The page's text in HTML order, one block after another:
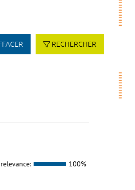
RECHERCHER
relevance: 100%